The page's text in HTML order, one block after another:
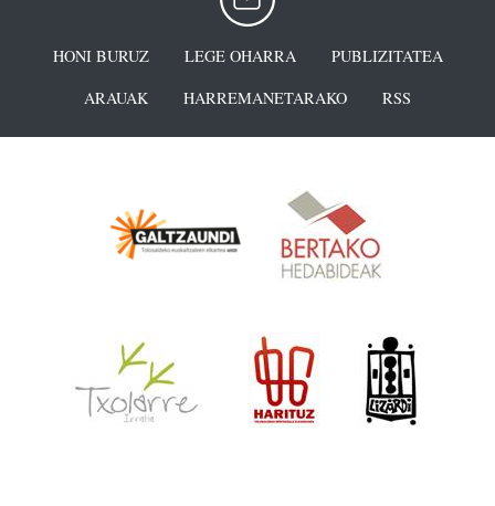
HONI BURUZ LEGE OHARRA
PUBLIZITATEA
ARAUAK
HARREMANETARAKO RSS